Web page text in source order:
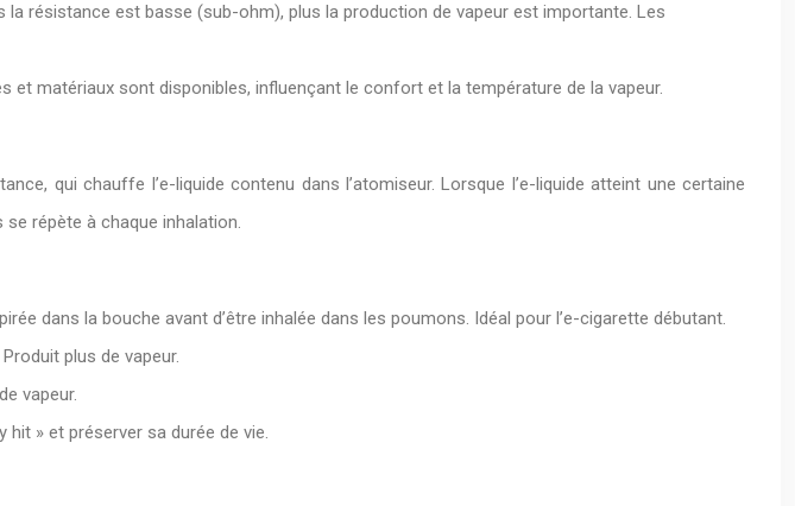
la résistance est basse (sub-ohm), plus la production de vapeur est importante. Les
et matériaux sont disponibles, influençant le confort et la température de la vapeur.
qui chauffe l’e-liquide contenu dans l’atomiseur. Lorsque l’e-liquide atteint une certaine
répète à chaque inhalation.
dans la bouche avant d’être inhalée dans les poumons. Idéal pour l’e-cigarette débutant.
plus de vapeur.
vapeur.
» et préserver sa durée de vie.